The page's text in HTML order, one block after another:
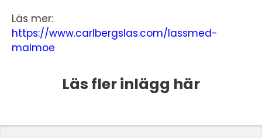
Läs mer:
https://www.carlbergslas.com/lassmed-
malmoe
Läs fler inlägg här